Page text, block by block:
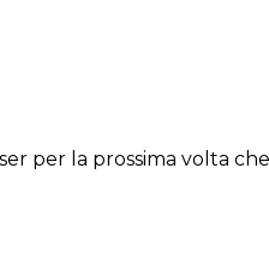
per la prossima volta